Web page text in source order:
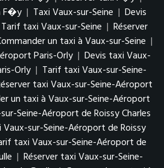
F�y | Taxi Vaux-sur-Seine | Devis
Tarif taxi Vaux-sur-Seine | Réserver
un taxi à Vaux-sur-Seine |
Paris-Orly | Devis taxi Vaux-
Orly | Tarif taxi Vaux-sur-Seine-
taxi Vaux-sur-Seine-Aéroport
un taxi à Vaux-sur-Seine-Aéroport
Seine-Aéroport de Roissy Charles
sur-Seine-Aéroport de Roissy
taxi Vaux-sur-Seine-Aéroport de
| Réserver taxi Vaux-sur-Seine-